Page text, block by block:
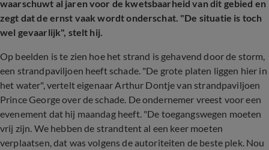
waarschuwt al jaren voor de kwetsbaarheid van dit gebied en
zegt dat de ernst vaak wordt onderschat. "De situatie is toch
wel gevaarlijk", stelt hij.
Op beelden is te zien hoe het strand is gehavend door de storm,
een strandpaviljoen heeft schade. "De grote platen liggen hier in
het water", vertelt eigenaar Arthur Dontje van strandpaviljoen
Prince George over de schade. De ondernemer vreest voor een
evenement dat hij maandag heeft. "De toegangswegen moeten
vrij zijn. We hebben de strandtent al een keer moeten
verplaatsen, dat was volgens de autoriteiten de beste plek. Nou